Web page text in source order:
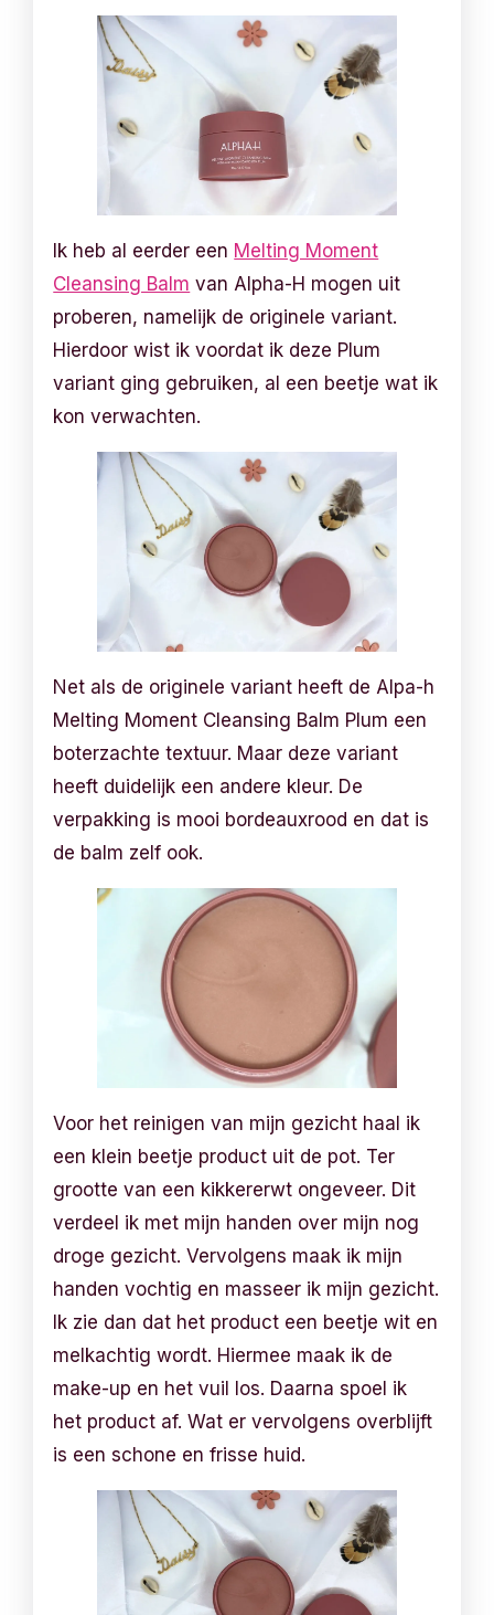
Ik heb al eerder een Melting Moment
Cleansing Balm van Alpha-H mogen uit
proberen, namelijk de originele variant.
Hierdoor wist ik voordat ik deze Plum
variant ging gebruiken, al een beetje wat ik
kon verwachten.
Net als de originele variant heeft de Alpa-h
Melting Moment Cleansing Balm Plum een
boterzachte textuur. Maar deze variant
heeft duidelijk een andere kleur. De
verpakking is mooi bordeauxrood en dat is
de balm zelf ook.
Voor het reinigen van mijn gezicht haal ik
een klein beetje product uit de pot. Ter
grootte van een kikkererwt ongeveer. Dit
verdeel ik met mijn handen over mijn nog
droge gezicht. Vervolgens maak ik mijn
handen vochtig en masseer ik mijn gezicht.
Ik zie dan dat het product een beetje wit en
melkachtig wordt. Hiermee maak ik de
make-up en het vuil los. Daarna spoel ik
het product af. Wat er vervolgens overblijft
is een schone en frisse huid.